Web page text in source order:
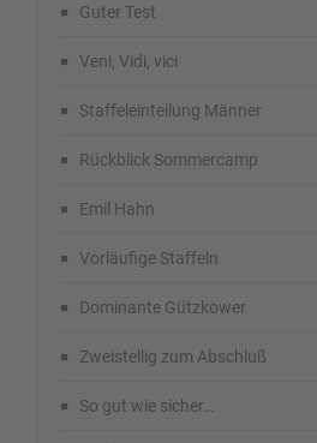
Guter Test
Veni, Vidi, vici
Staffeleinteilung Männer
Rückblick Sommercamp
Emil Hahn
Vorläufige Staffeln
Dominante Gützkower
Zweistellig zum Abschluß
So gut wie sicher…